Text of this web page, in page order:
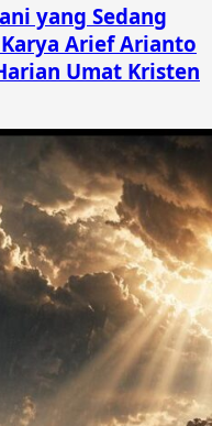
yang Sedang
Arief Arianto
Umat Kristen